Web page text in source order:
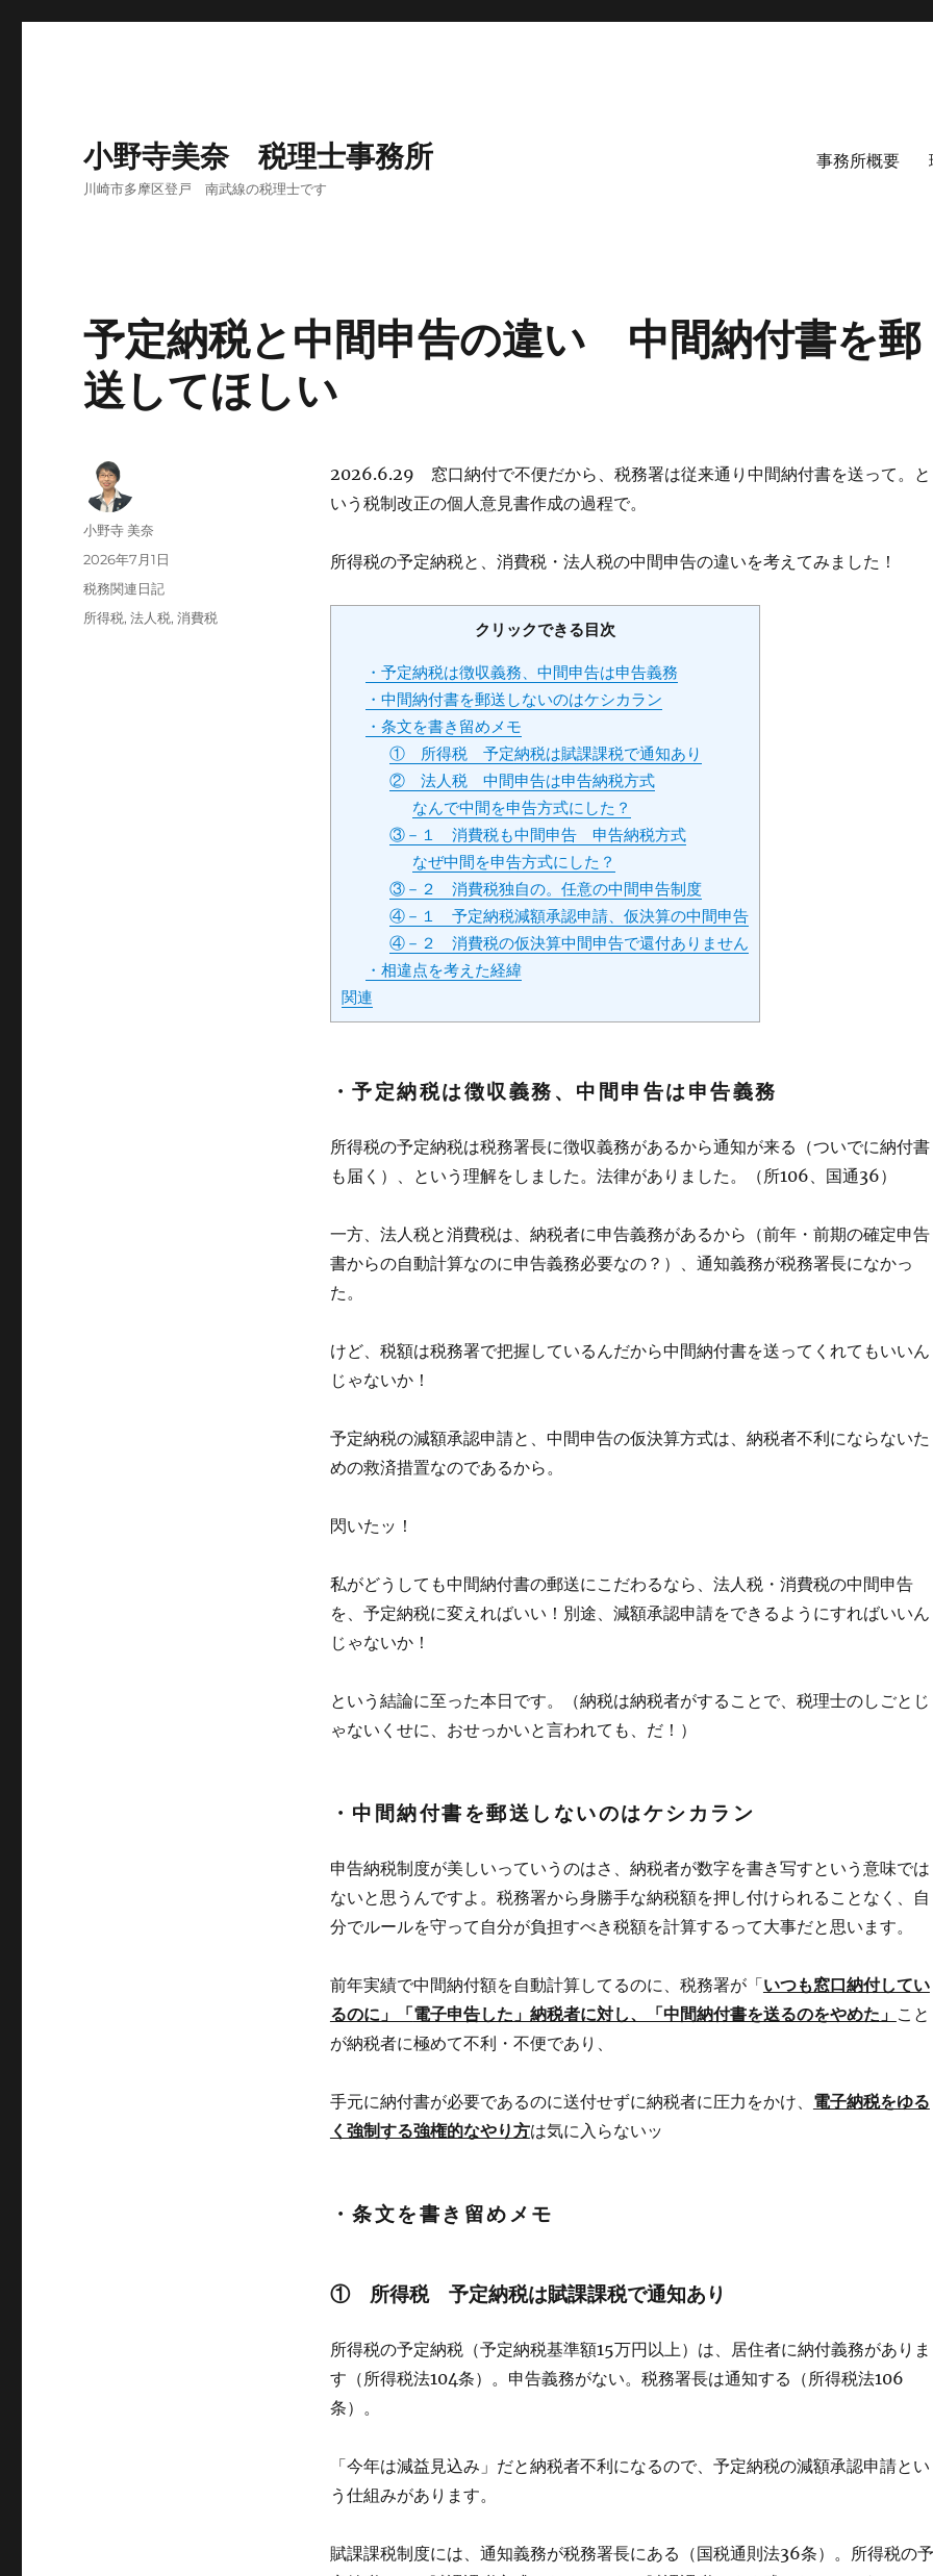
小野寺美奈 税理士事務所
川崎市多摩区登戸 南武線の税理士です
事務所概要
予定納税と中間申告の違い 中間納付書を郵
送してほしい
2026.6.29 窓口納付で不便だから、税務署は従来通り中間納付書を送って。と
いう税制改正の個人意見書作成の過程で。
所得税の予定納税と、消費税・法人税の中間申告の違いを考えてみました！
クリックできる目次
・予定納税は徴収義務、中間申告は申告義務
・中間納付書を郵送しないのはケシカラン
・条文を書き留めメモ
① 所得税 予定納税は賦課課税で通知あり
② 法人税 中間申告は申告納税方式
なんで中間を申告方式にした？
③－１ 消費税も中間申告 申告納税方式
なぜ中間を申告方式にした？
③－２ 消費税独自の。任意の中間申告制度
④－１ 予定納税減額承認申請、仮決算の中間申告
④－２ 消費税の仮決算中間申告で還付ありません
・相違点を考えた経緯
関連
・予定納税は徴収義務、中間申告は申告義務
所得税の予定納税は税務署長に徴収義務があるから通知が来る（ついでに納付書
も届く）、という理解をしました。法律がありました。（所106、国通36）
一方、法人税と消費税は、納税者に申告義務があるから（前年・前期の確定申告
書からの自動計算なのに申告義務必要なの？）、通知義務が税務署長になかっ
た。
けど、税額は税務署で把握しているんだから中間納付書を送ってくれてもいいん
じゃないか！
予定納税の減額承認申請と、中間申告の仮決算方式は、納税者不利にならないた
めの救済措置なのであるから。
閃いたッ！
私がどうしても中間納付書の郵送にこだわるなら、法人税・消費税の中間申告
を、予定納税に変えればいい！別途、減額承認申請をできるようにすればいいん
じゃないか！
という結論に至った本日です。（納税は納税者がすることで、税理士のしごとじ
ゃないくせに、おせっかいと言われても、だ！）
・中間納付書を郵送しないのはケシカラン
申告納税制度が美しいっていうのはさ、納税者が数字を書き写すという意味では
ないと思うんですよ。税務署から身勝手な納税額を押し付けられることなく、自
分でルールを守って自分が負担すべき税額を計算するって大事だと思います。
前年実績で中間納付額を自動計算してるのに、税務署が「いつも窓口納付してい
るのに」「電子申告した」納税者に対し、「中間納付書を送るのをやめた」 こと
が納税者に極めて不利・不便であり、
手元に納付書が必要であるのに送付せずに納税者に圧力をかけ、 電子納税をゆる
く強制する強権的なやり方は気に入らないッ
・条文を書き留めメモ
① 所得税 予定納税は賦課課税で通知あり
所得税の予定納税（予定納税基準額15万円以上）は、居住者に納付義務がありま
す（所得税法104条）。申告義務がない。税務署長は通知する（所得税法106
条）。
「今年は減益見込み」だと納税者不利になるので、予定納税の減額承認申請とい
う仕組みがあります。
賦課課税制度には、通知義務が税務署長にある（国税通則法36条）。所得税の予
投
小野寺 美奈
投
稿
2026年7月1日
カ
テ
税務関連日記
タ
所得税,法人税,消費税